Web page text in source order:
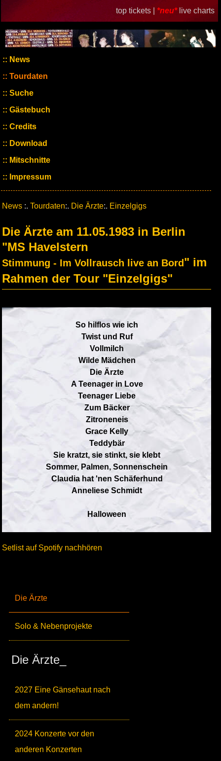
top tickets | *neu* live charts
News
Tourdaten
Suche
Gästebuch
Credits
Download
Mitschnitte
Impressum
Die Ärzte
Solo & Nebenprojekte
Die Ärzte_
2027 Eine Gänsehaut nach
dem andern!
2024 Konzerte vor den
anderen Konzerten
News :. Tourdaten:. Die Ärzte:. Einzelgigs
Die Ärzte am 11.05.1983 in Berlin
"MS Havelstern
Stimmung - Im Vollrausch live an Bord" im
Rahmen der Tour "Einzelgigs"
So hilflos wie ich
Twist und Ruf
Vollmilch
Wilde Mädchen
Die Ärzte
A Teenager in Love
Teenager Liebe
Zum Bäcker
Zitroneneis
Grace Kelly
Teddybär
Sie kratzt, sie stinkt, sie klebt
Sommer, Palmen, Sonnenschein
Claudia hat 'nen Schäferhund
Anneliese Schmidt
Halloween
Setlist auf Spotify nachhören